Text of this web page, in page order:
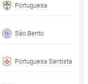
Portuguesa
São Bento
Portuguesa Santista